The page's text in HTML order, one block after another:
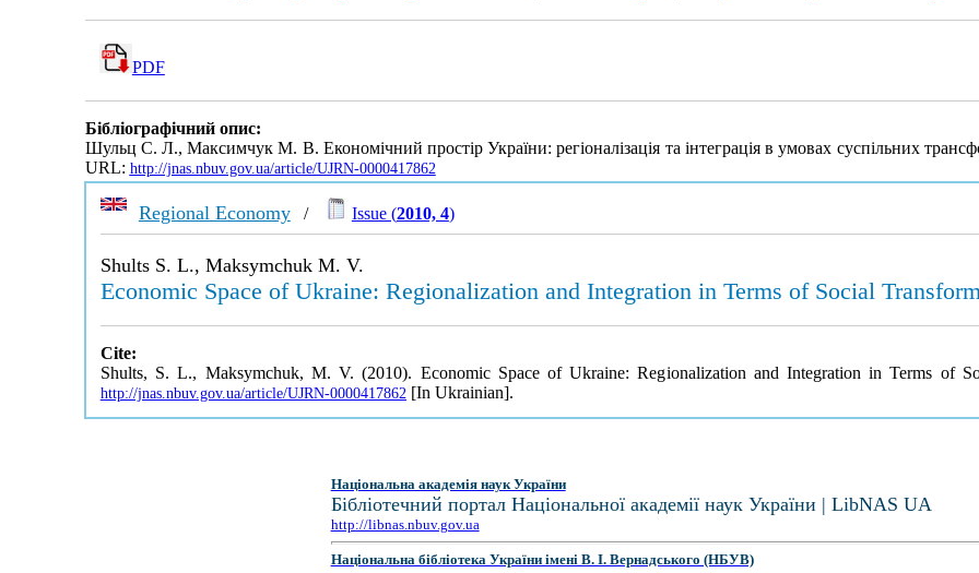
PDF
Бібліографічний опис:
Шульц С. Л., Максимчук М. В. Економічний простір України: регіоналізація та інтеграція в умовах суспільних
URL: http://jnas.nbuv.gov.ua/article/UJRN-0000417862
Regional Economy/ Issue (2010, 4)
Shults S. L., Maksymchuk M. V.
Economic Space of Ukraine: Regionalization and Integration in Terms of Social
Cite:
Shults, S. L., Maksymchuk, M. V. (2010). Economic Space of Ukraine: Regionalization and Integration in Terms of
http://jnas.nbuv.gov.ua/article/UJRN-0000417862 [In Ukrainian].
Національна академія наук України
Бібліотечний портал Національної академії наук України | LibNAS UA
http://libnas.nbuv.gov.ua
Національна бібліотека України імені В. І. Вернадського (НБУВ)